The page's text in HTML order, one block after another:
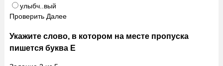
улыбч..вый
Проверить Далее
Укажите слово, в котором на месте пропуска
пишется буква Е